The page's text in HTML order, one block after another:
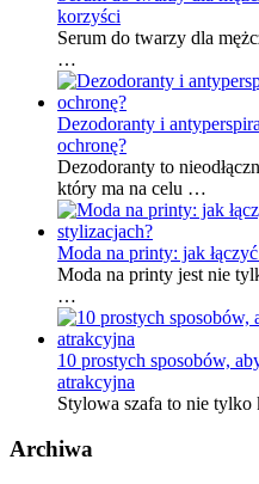
korzyści
Serum do twarzy dla
…
Dezodoranty i
ochronę?
Dezodoranty to
który ma na celu …
Moda na printy: jak
Moda na printy jest nie
…
10 prostych sposobów,
atrakcyjna
Stylowa szafa to nie
Archiwa